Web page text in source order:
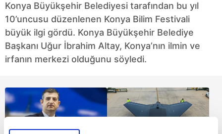
Konya Büyükşehir Belediyesi tarafından bu yıl
10’uncusu düzenlenen Konya Bilim Festivali
büyük ilgi gördü. Konya Büyükşehir Belediye
Başkanı Uğur İbrahim Altay, Konya’nın ilmin ve
irfanın merkezi olduğunu söyledi.